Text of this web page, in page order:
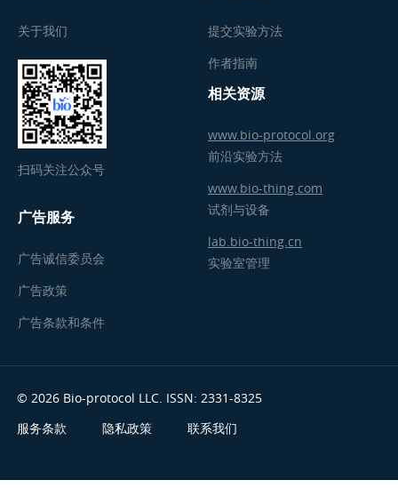
关于我们
扫码关注公众号
广告服务
广告诚信委员会
广告政策
广告条款和条件
提交实验方法
作者指南
相关资源
www.bio-protocol.org
前沿实验方法
www.bio-thing.com
试剂与设备
lab.bio-thing.cn
实验室管理
© 2026 Bio-protocol LLC. ISSN: 2331-8325
服务条款
隐私政策 联系我们